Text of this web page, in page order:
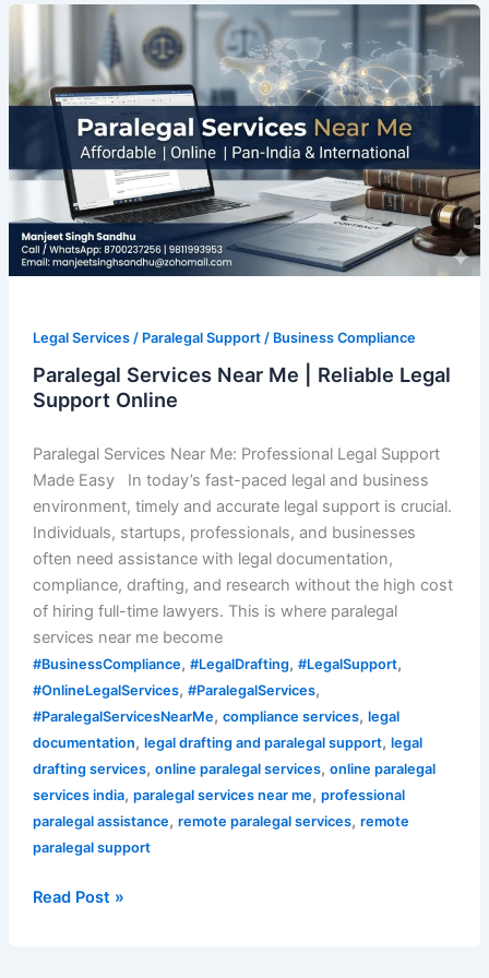
Legal Services / Paralegal Support / Business Compliance
Paralegal Services Near Me | Reliable Legal
Support Online
Paralegal Services Near Me: Professional Legal Support
Made Easy In today’s fast-paced legal and business
environment, timely and accurate legal support is crucial.
Individuals, startups, professionals, and businesses
often need assistance with legal documentation,
compliance, drafting, and research without the high cost
of hiring full-time lawyers. This is where paralegal
services near me become
#BusinessCompliance, #LegalDrafting, #LegalSupport,
#OnlineLegalServices, #ParalegalServices,
#ParalegalServicesNearMe, compliance services, legal
documentation, legal drafting and paralegal support, legal
drafting services, online paralegal services, online paralegal
services india, paralegal services near me, professional
paralegal assistance, remote paralegal services, remote
paralegal support
Near
Me
Reliable
Legal
Support
Online
Read Post »